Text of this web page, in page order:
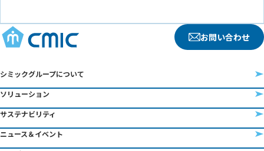
お問い合わせ
シミックグループについて
ソリューション
サステナビリティ
ニュース＆イベント